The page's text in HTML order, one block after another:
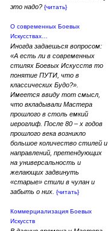
это надо? {читать}
О современных Боевых
Искусствах…
Иногда задаешься вопросом:
«А есть ли в современных
стилях Боевых Искусств то
понятие ПУТИ, что в
классических Будо?».
Имеется ввиду тот смысл,
что вкладывали Мастера
прошлого в столь емкий
иероглиф. После 80 – х годов
прошлого века возникло
большое количество стилей и
направлений, претендующих
на универсальность и
желающих задвинуть
«старые» стили в чулан и
забыть о них. {читать}
Коммерциализация Боевых
Искусств